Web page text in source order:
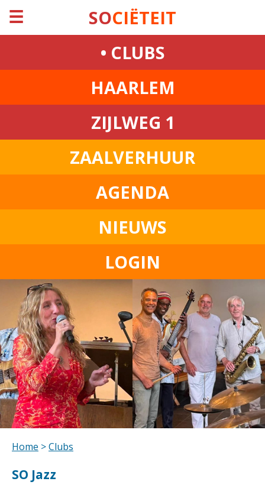
☰ SOCIËTEIT
• CLUBS
HAARLEM
ZIJLWEG 1
ZAALVERHUUR
AGENDA
NIEUWS
LOGIN
Home >Clubs
SO Jazz